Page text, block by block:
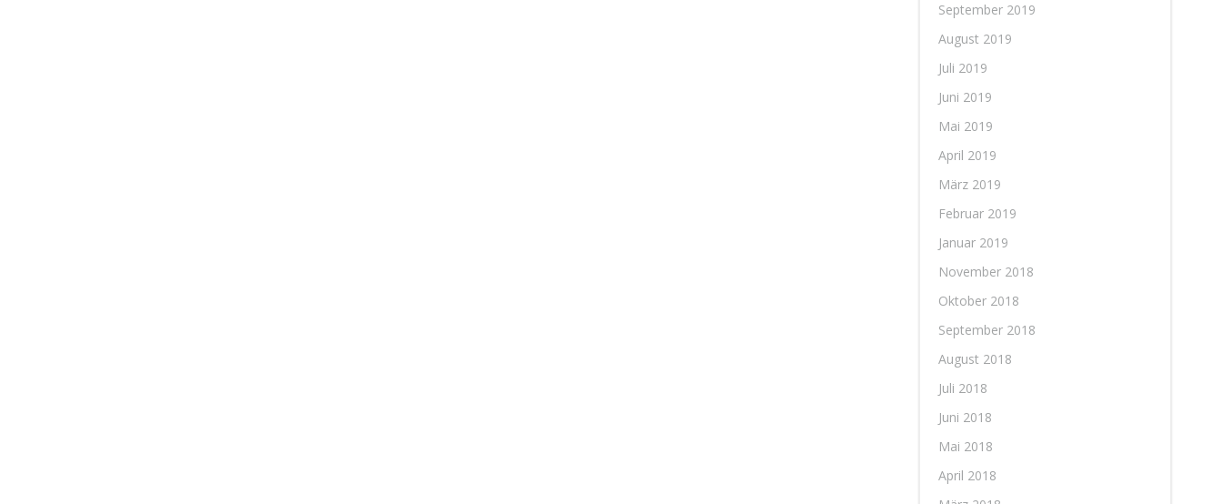
September 2019
August 2019
Juli 2019
Juni 2019
Mai 2019
April 2019
März 2019
Februar 2019
Januar 2019
November 2018
Oktober 2018
September 2018
August 2018
Juli 2018
Juni 2018
Mai 2018
April 2018